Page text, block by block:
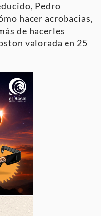
Pedro
hacer acrobacias,
de hacerles
valorada en 25